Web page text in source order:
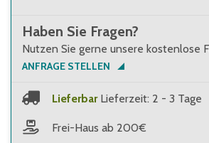
Haben Sie Fragen?
Nutzen Sie gerne unsere kostenlose
ANFRAGE STELLEN
Lieferbar Lieferzeit: 2 - 3 Tage
Frei-Haus ab 200€